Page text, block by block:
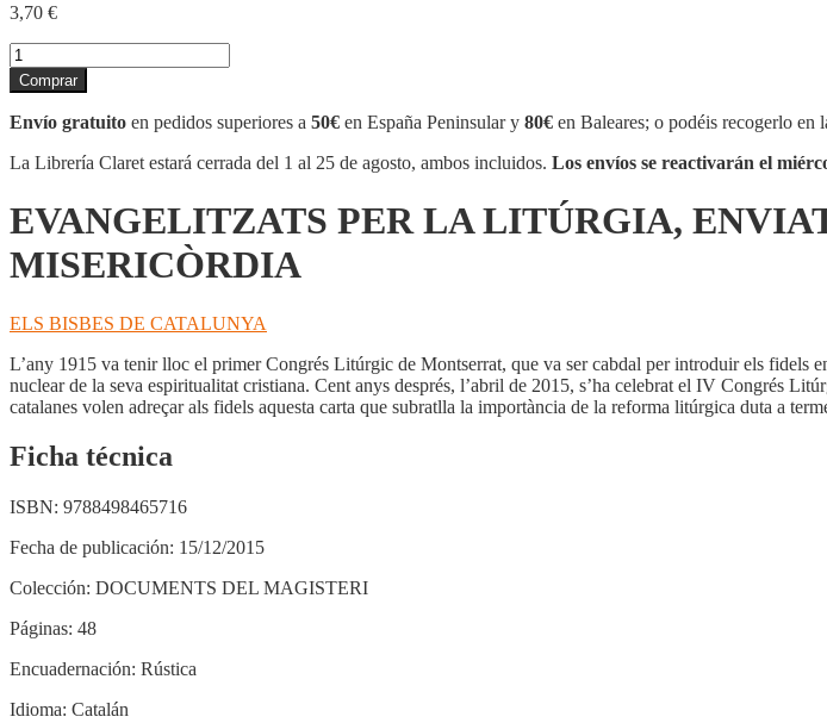
3,70 €
EVANGELITZATS
PER
LA
LITÚRGIA,
ENVIATS
A
MÓN
MISERICÒRDIA
Comprar
Envío gratuito en pedidos superiores a 50€ en España Peninsular y 80€ en Baleares; o podéis recogerlo en
La Librería Claret estará cerrada del 1 al 25 de agosto, ambos incluidos. Los envíos se reactivarán el
EVANGELITZATS PER LA LITÚRGIA,
MISERICÒRDIA
ELS BISBES DE CATALUNYA
L’any 1915 va tenir lloc el primer Congrés Litúrgic de Montserrat, que va ser cabdal per introduir els
nuclear de la seva espiritualitat cristiana. Cent anys després, l’abril de 2015, s’ha celebrat el IV Congrés
catalanes volen adreçar als fidels aquesta carta que subratlla la importància de la reforma litúrgica duta a
Ficha técnica
ISBN: 9788498465716
Fecha de publicación: 15/12/2015
Colección: DOCUMENTS DEL MAGISTERI
Páginas: 48
Encuadernación: Rústica
Idioma: Catalán